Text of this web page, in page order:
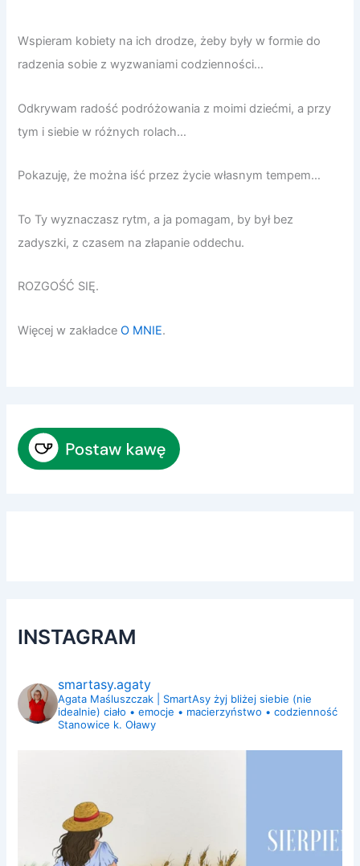
Wspieram kobiety na ich drodze, żeby były w formie do
radzenia sobie z wyzwaniami codzienności…
Odkrywam radość podróżowania z moimi dziećmi, a przy
tym i siebie w różnych rolach…
Pokazuję, że można iść przez życie własnym tempem…
To Ty wyznaczasz rytm, a ja pomagam, by był bez
zadyszki, z czasem na złapanie oddechu.
ROZGOŚĆ SIĘ.
Więcej w zakładceO MNIE.
INSTAGRAM
smartasy.agaty
Agata Maśluszczak | SmartAsy żyj bliżej siebie (nie
idealnie) ciało • emocje • macierzyństwo • codzienność
Stanowice k. Oławy